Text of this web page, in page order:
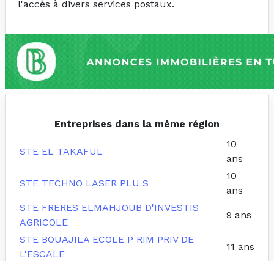
l'accès à divers services postaux.
Entreprises dans la même région
STE EL TAKAFUL
10
ans
STE TECHNO LASER PLU S
10
ans
STE FRERES ELMAHJOUB D'INVESTIS
AGRICOLE
9 ans
STE BOUAJILA ECOLE P RIM PRIV DE
L'ESCALE
11 ans